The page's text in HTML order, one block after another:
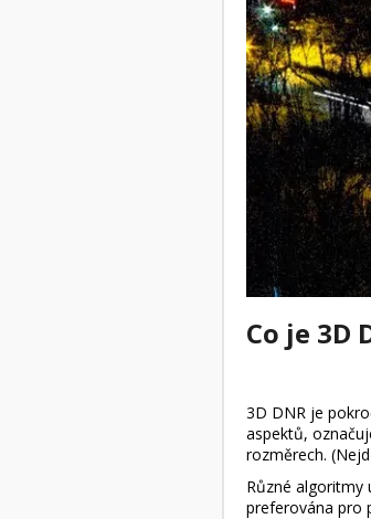
Co je 3D
3D DNR je
aspektů,
rozměrech.
Různé algoritmy
preferována pro